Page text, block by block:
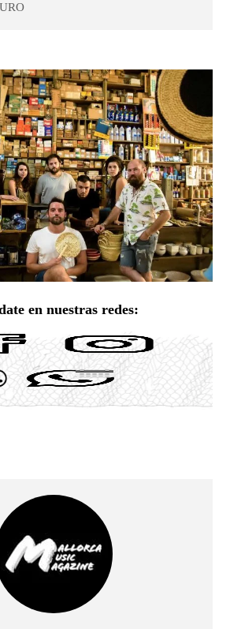
en nuestras redes: